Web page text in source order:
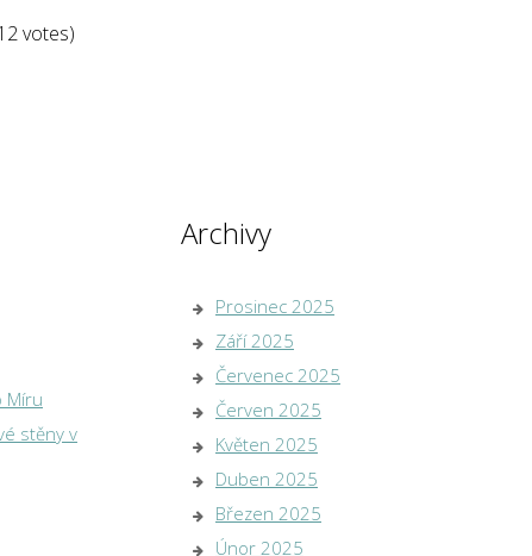
votes)
Míru
stěny v
Archivy
Prosinec 2025
Září 2025
Červenec 2025
Červen 2025
Květen 2025
Duben 2025
Březen 2025
Únor 2025